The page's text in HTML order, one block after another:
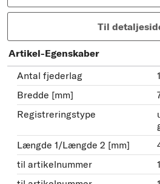
Til
Artikel-Egenskaber
Antal fjederlag
1
Bredde [mm]
Registreringstype
Længde 1/Længde 2 [mm]
til artikelnummer